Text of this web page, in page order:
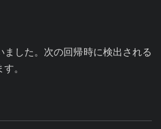
した。次の回帰時に検出される
。